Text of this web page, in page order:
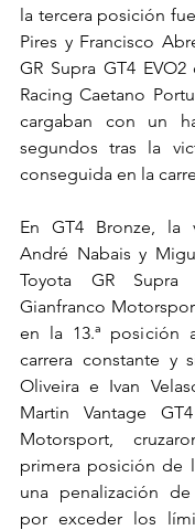
la tercera posición
Pires y Francisco
GR Supra GT4
Racing Caetano
cargaban con un
segundos tras la
conseguida en la
En GT4 Bronze, la
André Nabais y
Toyota GR
Gianfranco
en la 13.ª posición
carrera constante y
Oliveira e Ivan
Martin Vantage
Motorsport,
primera posición de
una penalización
por exceder los